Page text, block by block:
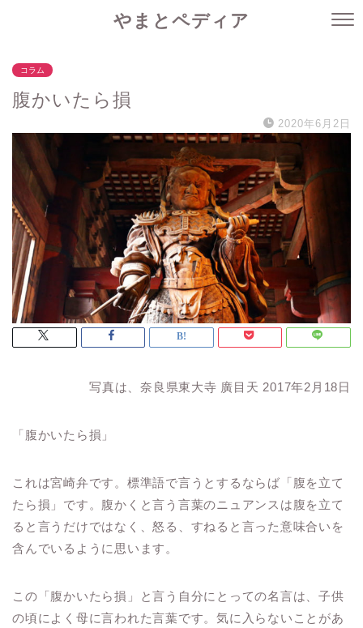
やまとペディア
コラム
腹かいたら損
2020年6月2日
写真は、奈良県東大寺 廣目天 2017年2月18日
「腹かいたら損」
これは宮崎弁です。標準語で言うとするならば「腹を立て
たら損」です。腹かくと言う言葉のニュアンスは腹を立て
ると言うだけではなく、怒る、すねると言った意味合いを
含んでいるように思います。
この「腹かいたら損」と言う自分にとっての名言は、子供
の頃によく母に言われた言葉です。気に入らないことがあ